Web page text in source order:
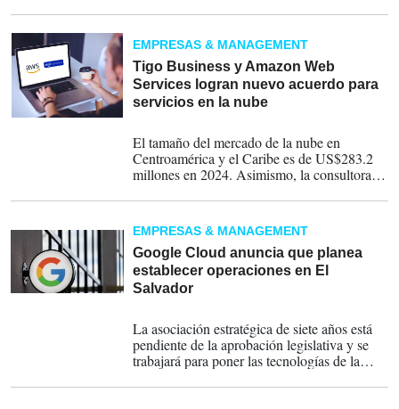
Esta evolución ha superado las dudas
iniciales en torno a la seguridad y las barreras
financieras, demostrando que la
transformación digital es una prioridad tanto
para grandes corporativos como para
PYMEs.
EMPRESAS & MANAGEMENT
Tigo Business y Amazon Web
Services logran nuevo acuerdo para
servicios en la nube
El tamaño del mercado de la nube en
Centroamérica y el Caribe es de US$283.2
millones en 2024. Asimismo, la consultora
2023 y 2028.
EMPRESAS & MANAGEMENT
Google Cloud anuncia que planea
establecer operaciones en El
Salvador
La asociación estratégica de siete años está
pendiente de la aprobación legislativa y se
trabajará para poner las tecnologías de la
modernización del país.